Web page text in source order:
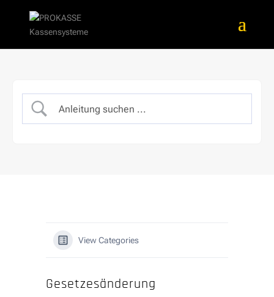
View Categories
Gesetzesänderung